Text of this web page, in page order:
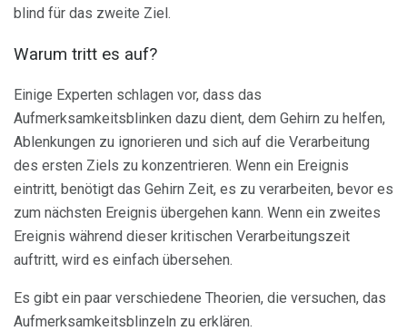
blind für das zweite Ziel.
Warum tritt es auf?
Einige Experten schlagen vor, dass das
Aufmerksamkeitsblinken dazu dient, dem Gehirn zu helfen,
Ablenkungen zu ignorieren und sich auf die Verarbeitung
des ersten Ziels zu konzentrieren. Wenn ein Ereignis
eintritt, benötigt das Gehirn Zeit, es zu verarbeiten, bevor es
zum nächsten Ereignis übergehen kann. Wenn ein zweites
Ereignis während dieser kritischen Verarbeitungszeit
auftritt, wird es einfach übersehen.
Es gibt ein paar verschiedene Theorien, die versuchen, das
Aufmerksamkeitsblinzeln zu erklären.